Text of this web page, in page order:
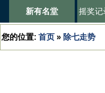
新有名堂 摇奖记
您的位置: 首页 » 除七走势